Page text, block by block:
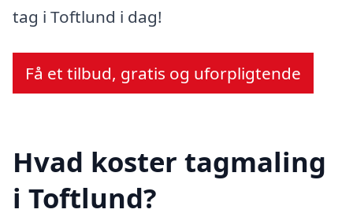
tag i Toftlund i dag!
Få et tilbud, gratis og uforpligtende
Hvad koster tagmaling
i Toftlund?